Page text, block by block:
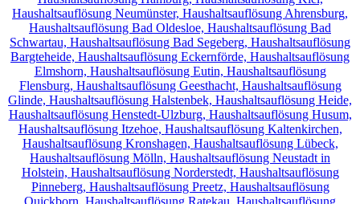
Haushaltsauflösung Neumünster, Haushaltsauflösung Ahrensburg,
Haushaltsauflösung Bad Oldesloe, Haushaltsauflösung Bad
Schwartau, Haushaltsauflösung Bad Segeberg, Haushaltsauflösung
Bargteheide, Haushaltsauflösung Eckernförde, Haushaltsauflösung
Elmshorn, Haushaltsauflösung Eutin, Haushaltsauflösung
Flensburg, Haushaltsauflösung Geesthacht, Haushaltsauflösung
Glinde, Haushaltsauflösung Halstenbek, Haushaltsauflösung Heide,
Haushaltsauflösung Henstedt-Ulzburg, Haushaltsauflösung Husum,
Haushaltsauflösung Itzehoe, Haushaltsauflösung Kaltenkirchen,
Haushaltsauflösung Kronshagen, Haushaltsauflösung Lübeck,
Haushaltsauflösung Mölln, Haushaltsauflösung Neustadt in
Holstein, Haushaltsauflösung Norderstedt, Haushaltsauflösung
Pinneberg, Haushaltsauflösung Preetz, Haushaltsauflösung